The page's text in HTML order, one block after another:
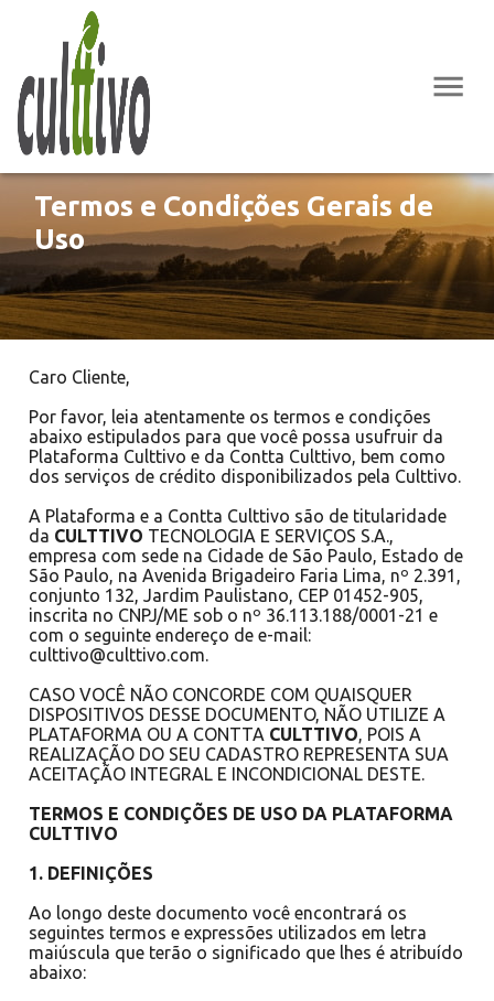
Termos e Condições Gerais de
Uso
Caro Cliente,
Por favor, leia atentamente os termos e condições
abaixo estipulados para que você possa usufruir da
Plataforma Culttivo e da Contta Culttivo, bem como
dos serviços de crédito disponibilizados pela Culttivo.
A Plataforma e a Contta Culttivo são de titularidade
da CULTTIVO TECNOLOGIA E SERVIÇOS S.A.,
empresa com sede na Cidade de São Paulo, Estado de
São Paulo, na Avenida Brigadeiro Faria Lima, nº 2.391,
conjunto 132, Jardim Paulistano, CEP 01452-905,
inscrita no CNPJ/ME sob o nº 36.113.188/0001-21 e
com o seguinte endereço de e-mail:
culttivo@culttivo.com.
CASO VOCÊ NÃO CONCORDE COM QUAISQUER
DISPOSITIVOS DESSE DOCUMENTO, NÃO UTILIZE A
PLATAFORMA OU A CONTTA CULTTIVO, POIS A
REALIZAÇÃO DO SEU CADASTRO REPRESENTA SUA
ACEITAÇÃO INTEGRAL E INCONDICIONAL DESTE.
TERMOS E CONDIÇÕES DE USO DA PLATAFORMA
CULTTIVO
1. DEFINIÇÕES
Ao longo deste documento você encontrará os
seguintes termos e expressões utilizados em letra
maiúscula que terão o significado que lhes é atribuído
abaixo: